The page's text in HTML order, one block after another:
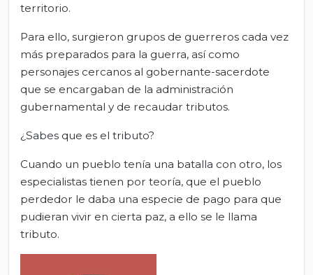
territorio.
Para ello, surgieron grupos de guerreros cada vez
más preparados para la guerra, así como
personajes cercanos al gobernante-sacerdote
que se encargaban de la administración
gubernamental y de recaudar tributos.
¿Sabes que es el tributo?
Cuando un pueblo tenía una batalla con otro, los
especialistas tienen por teoría, que el pueblo
perdedor le daba una especie de pago para que
pudieran vivir en cierta paz, a ello se le llama
tributo.